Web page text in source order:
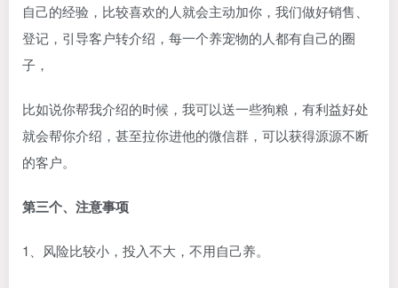
自己的经验，比较喜欢的人就会主动加你，我们做好销售、
登记，引导客户转介绍，每一个养宠物的人都有自己的圈
子，
比如说你帮我介绍的时候，我可以送一些狗粮，有利益好处
就会帮你介绍，甚至拉你进他的微信群，可以获得源源不断
的客户。
第三个、注意事项
1、风险比较小，投入不大，不用自己养。